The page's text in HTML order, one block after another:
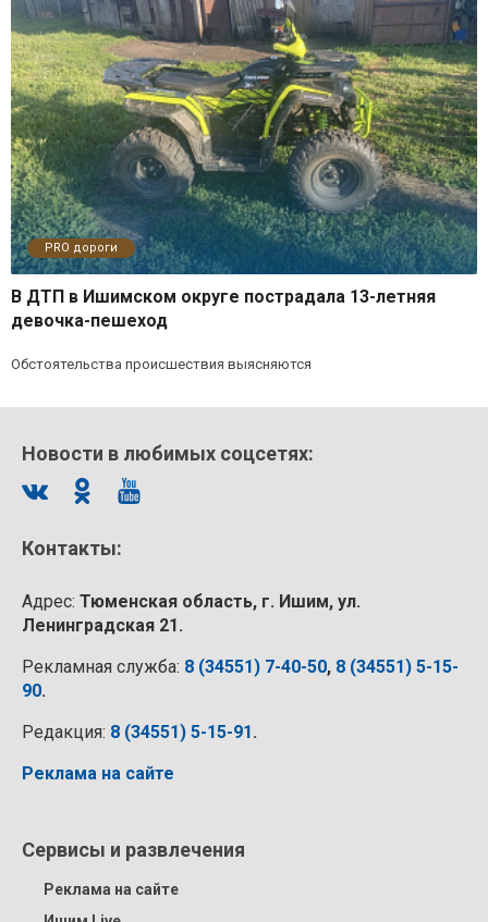
PRO дороги
В ДТП в Ишимском округе пострадала 13-летняя
девочка-пешеход
Обстоятельства происшествия выясняются
Новости в любимых соцсетях:
Контакты:
Адрес: Тюменская область, г. Ишим, ул.
Ленинградская 21.
Рекламная служба: 8 (34551) 7-40-50, 8 (34551) 5-15-
90.
Редакция: 8 (34551) 5-15-91.
Реклама на сайте
Сервисы и развлечения
Реклама на сайте